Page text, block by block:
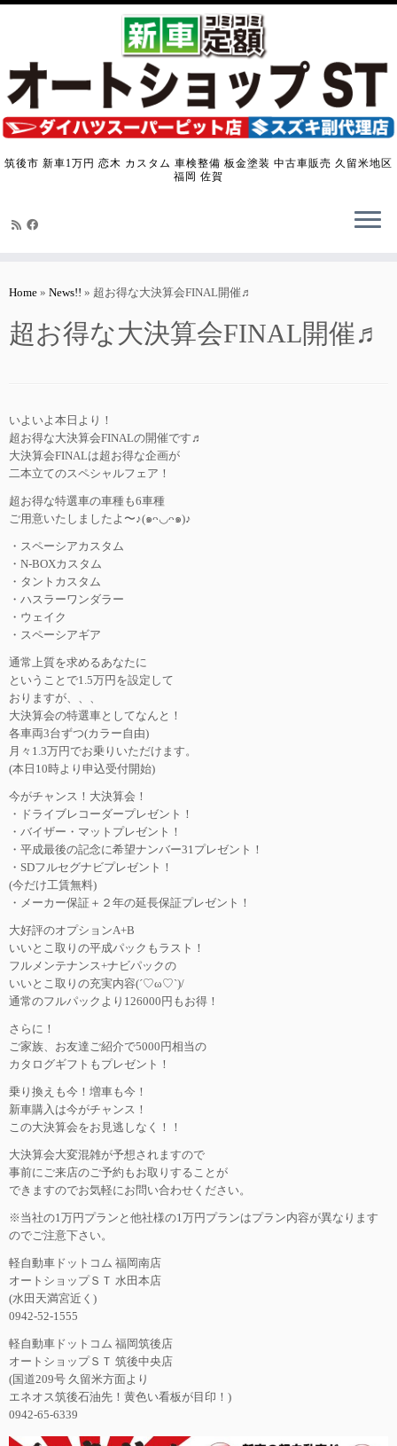
筑後市 新車1万円 恋木 カスタム 車検整備 板金塗装 中古車販売 久留米地区
福岡 佐賀
Home » News!! » 超お得な大決算会FINAL開催♬
超お得な大決算会FINAL開催♬
いよいよ本日より！
超お得な大決算会FINALの開催です♬
大決算会FINALは超お得な企画が
二本立てのスペシャルフェア！
超お得な特選車の車種も6車種
ご用意いたしましたよ〜♪(๑ᴖ◡ᴖ๑)♪
・スペーシアカスタム
・N-BOXカスタム
・タントカスタム
・ハスラーワンダラー
・ウェイク
・スペーシアギア
通常上質を求めるあなたに
ということで1.5万円を設定して
おりますが、、、
大決算会の特選車としてなんと！
各車両3台ずつ(カラー自由)
月々1.3万円でお乗りいただけます。
(本日10時より申込受付開始)
今がチャンス！大決算会！
・ドライブレコーダープレゼント！
・バイザー・マットプレゼント！
・平成最後の記念に希望ナンバー31プレゼント！
・SDフルセグナビプレゼント！
(今だけ工賃無料)
・メーカー保証＋２年の延長保証プレゼント！
大好評のオプションA+B
いいとこ取りの平成パックもラスト！
フルメンテナンス+ナビパックの
いいとこ取りの充実内容(´♡ω♡`)/
通常のフルパックより126000円もお得！
さらに！
ご家族、お友達ご紹介で5000円相当の
カタログギフトもプレゼント！
乗り換えも今！増車も今！
新車購入は今がチャンス！
この大決算会をお見逃しなく！！
大決算会大変混雑が予想されますので
事前にご来店のご予約もお取りすることが
できますのでお気軽にお問い合わせください。
※当社の1万円プランと他社様の1万円プランはプラン内容が異なります
のでご注意下さい。
軽自動車ドットコム 福岡南店
オートショップＳＴ 水田本店
(水田天満宮近く)
0942-52-1555
軽自動車ドットコム 福岡筑後店
オートショップＳＴ 筑後中央店
(国道209号 久留米方面より
エネオス筑後石油先！黄色い看板が目印！)
0942-65-6339